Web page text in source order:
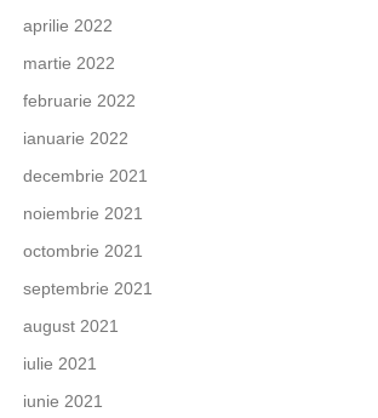
aprilie 2022
martie 2022
februarie 2022
ianuarie 2022
decembrie 2021
noiembrie 2021
octombrie 2021
septembrie 2021
august 2021
iulie 2021
iunie 2021